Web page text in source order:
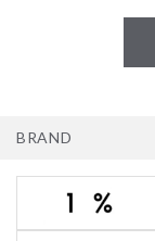
BRAND